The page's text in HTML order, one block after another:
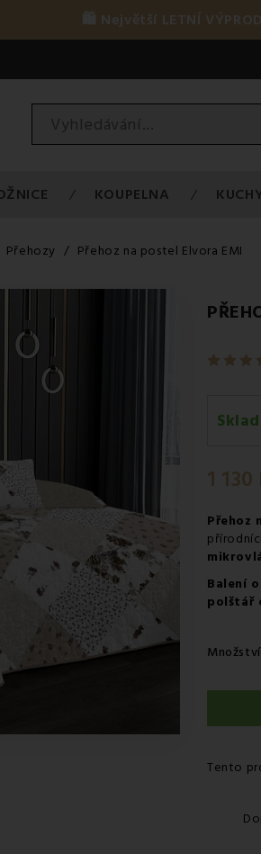
🛍️ Největší LETNÍ
KOUPELNA
Přehozy Přehoz na postel Elvora EMI
1 130
Přehoz
Balení
polštář
Množství
Tento